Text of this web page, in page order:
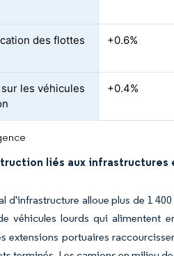
des flottes +0.6%
les véhicules
+0.4%
liés aux infrastructures
d'infrastructure alloue plus de 1
véhicules lourds qui alimentent
extensions portuaires